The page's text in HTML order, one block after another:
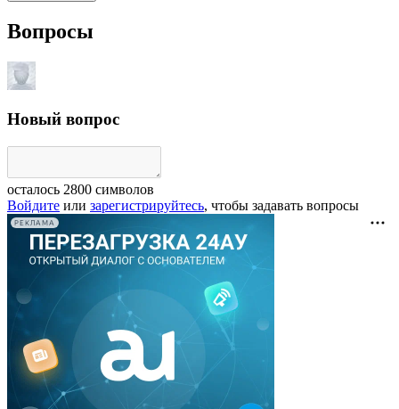
Вопросы
Новый вопрос
осталось 2800 символов
Войдите или зарегистрируйтесь, чтобы задавать вопросы
РЕКЛАМА